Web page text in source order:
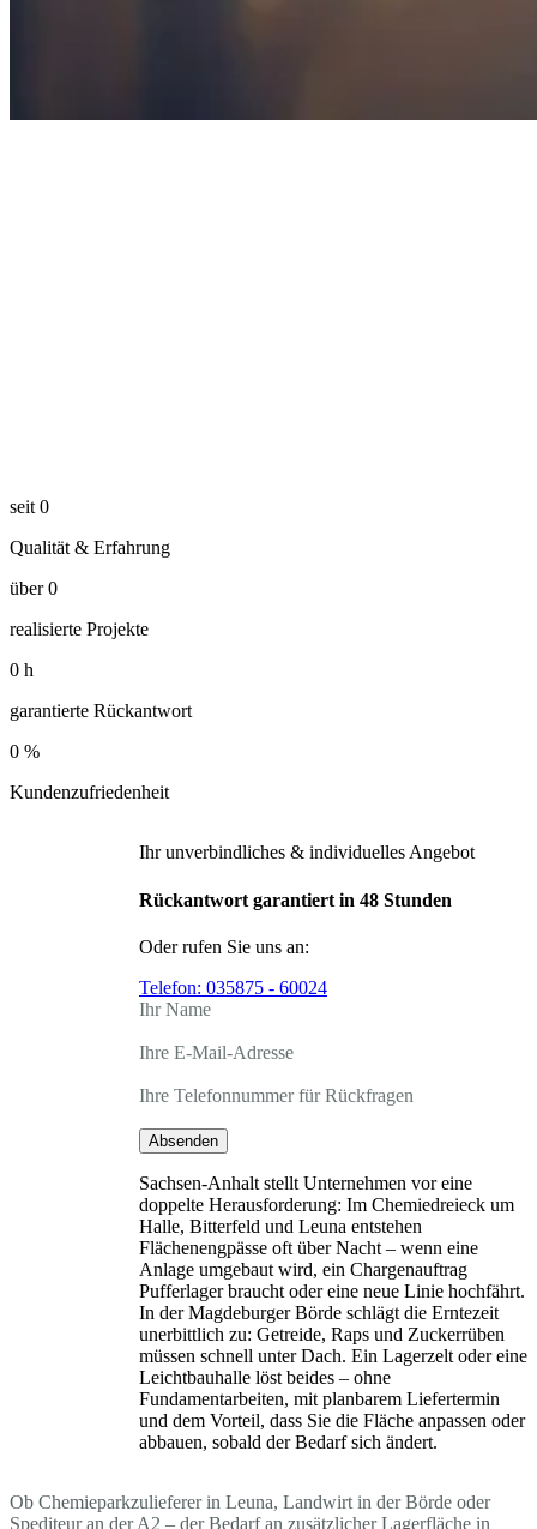
seit 0
Qualität & Erfahrung
über 0
realisierte Projekte
0 h
garantierte Rückantwort
0 %
Kundenzufriedenheit
Ihr unverbindliches & individuelles Angebot
Rückantwort garantiert in 48 Stunden
Oder rufen Sie uns an:
Telefon: 035875 - 60024
Ihr Name
Ihre E-Mail-Adresse
Ihre Telefonnummer für Rückfragen
Absenden
Sachsen-Anhalt stellt Unternehmen vor eine
doppelte Herausforderung: Im Chemiedreieck um
Halle, Bitterfeld und Leuna entstehen
Flächenengpässe oft über Nacht – wenn eine
Anlage umgebaut wird, ein Chargenauftrag
Pufferlager braucht oder eine neue Linie hochfährt.
In der Magdeburger Börde schlägt die Erntezeit
unerbittlich zu: Getreide, Raps und Zuckerrüben
müssen schnell unter Dach. Ein Lagerzelt oder eine
Leichtbauhalle löst beides – ohne
Fundamentarbeiten, mit planbarem Liefertermin
und dem Vorteil, dass Sie die Fläche anpassen oder
abbauen, sobald der Bedarf sich ändert.
Ob Chemieparkzulieferer in Leuna, Landwirt in der Börde oder
Spediteur an der A2 – der Bedarf an zusätzlicher Lagerfläche in